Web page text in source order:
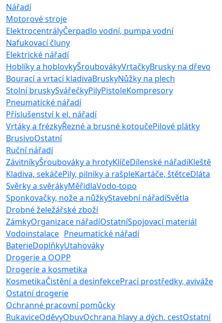
Nářadí
Motorové stroje
ElektrocentrályČerpadlo vodní, pumpa vodní
Nafukovací čluny
Elektrické nářadí
Hoblíky a hoblovkyŠroubovákyVrtačkyBrusky na dřevo
Bourací a vrtací kladivaBruskyNůžky na plech
Stolní bruskySvářečkyPilyPistoleKompresory
Pneumatické nářadí
Příslušenství k el. nářadí
Vrtáky a frézkyŘezné a brusné kotoučePilové plátky
BrusivoOstatní
Ruční nářadí
ZávitníkyŠroubováky a hrotyKlíčeDílenské nářadíKleště
Kladiva, sekáčePily, pilníky a rašpleKartáče, štětceDláta
Svěrky a svěrákyMěřidlaVodo-topo
Sponkovačky, nože a nůžkyStavební nářadíSvětla
Drobné želežářské zboží
ZámkyOrganizace nářadíOstatníSpojovací materiál
Vodoinstalace
BaterieDoplňky
Pneumatické nářadí
Utahováky
Drogerie a OOPP
Drogerie a kosmetika
KosmetikaČistění a desinfekcePrací prostředky, aviváže
Ostatní drogerie
Ochranné pracovní pomůcky
RukaviceOděvyObuvOchrana hlavy a dých. cestOstatní